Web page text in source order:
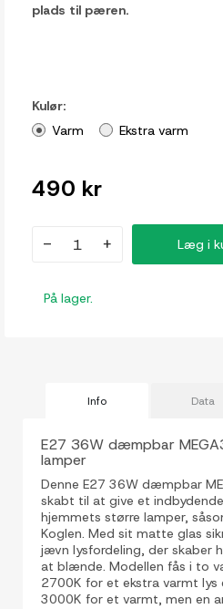
plads til pæren.
Kulør:
Varm
Ekstra varm
490 kr
- + Læg i
På lager.
Info Data
E27 36W dæmpbar
lamper
Denne E27 36W dæmpbar
skabt til at give et
hjemmets større lamper,
Koglen. Med sit matte glas
jævn lysfordeling, der skaber
at blænde. Modellen fås i to
2700K for et ekstra varmt lys
3000K for et varmt, men en